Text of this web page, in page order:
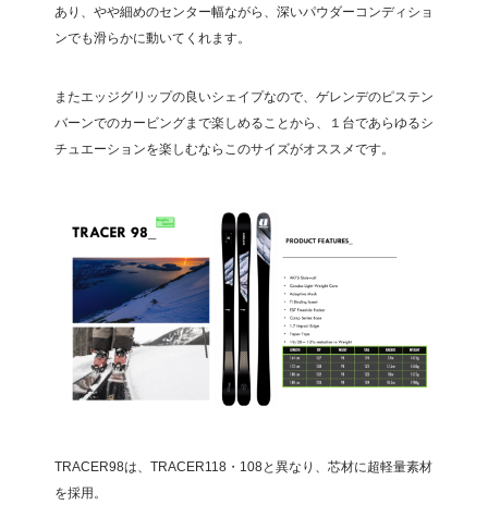
あり、やや細めのセンター幅ながら、深いパウダーコンディショ
ンでも滑らかに動いてくれます。
またエッジグリップの良いシェイプなので、ゲレンデのピステン
バーンでのカービングまで楽しめることから、１台であらゆるシ
チュエーションを楽しむならこのサイズがオススメです。
TRACER98は、TRACER118・108と異なり、芯材に超軽量素材
を採用。